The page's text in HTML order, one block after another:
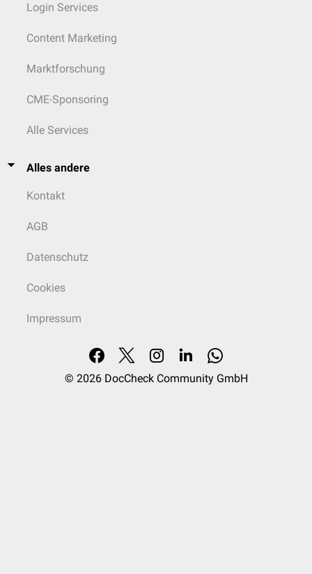
Login Services
Content Marketing
Marktforschung
CME-Sponsoring
Alle Services
Alles andere
Kontakt
AGB
Datenschutz
Cookies
Impressum
© 2026 DocCheck Community GmbH